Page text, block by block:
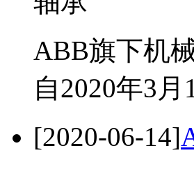
ABB旗下机
自2020年3
[2020-06-14]